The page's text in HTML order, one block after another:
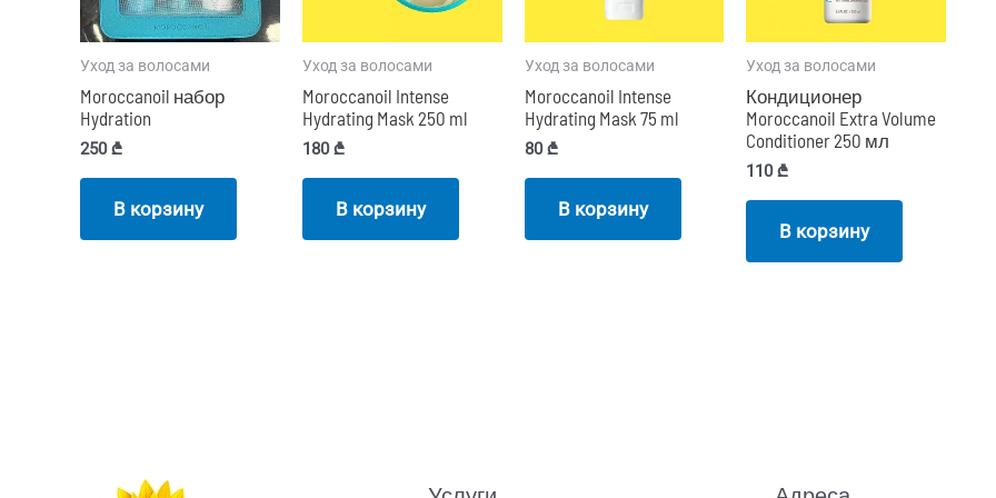
Уход за волосами
Moroccanoil набор
Hydration
250₾
В корзину
Уход за волосами
Moroccanoil Intense
Hydrating Mask 250 ml
180₾
В корзину
Уход за волосами
Moroccanoil Intense
Hydrating Mask 75 ml
80₾
В корзину
Уход за волосами
Кондиционер
Moroccanoil Extra Volume
Conditioner 250 мл
110₾
В корзину